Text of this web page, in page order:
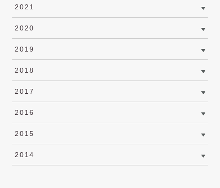
2021
2020
2019
2018
2017
2016
2015
2014